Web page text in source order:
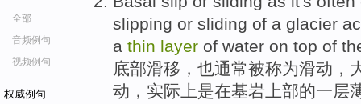
全部
音频例句
视频例句
权威例句
slipping or sliding of a glacier
a thin layer of water on top of
底部滑移 ， 也通常被称为滑动 ，
动， 实际上是在基岩 上部的一层